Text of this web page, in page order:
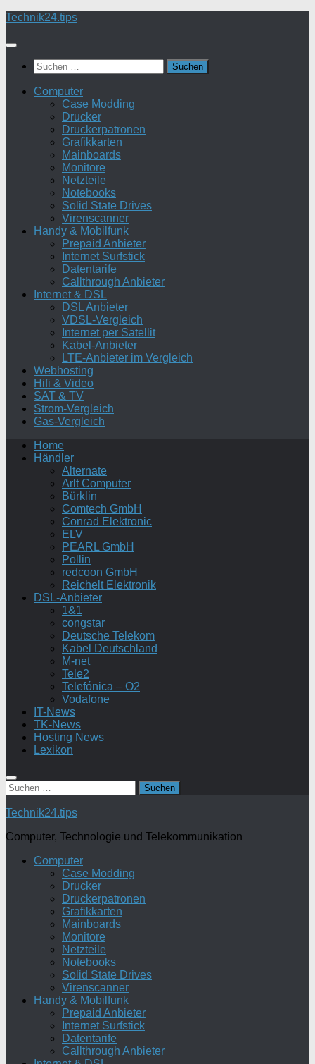
Zum
springen
Technik24.tips
Suchen
nach:
Computer
Case Modding
Drucker
Druckerpatronen
Grafikkarten
Mainboards
Monitore
Netzteile
Notebooks
Solid State Drives
Virenscanner
Handy & Mobilfunk
Prepaid Anbieter
Internet Surfstick
Datentarife
Callthrough Anbieter
Internet & DSL
DSL Anbieter
VDSL-Vergleich
Internet per Satellit
Kabel-Anbieter
LTE-Anbieter im Vergleich
Webhosting
Hifi & Video
SAT & TV
Strom-Vergleich
Gas-Vergleich
Home
Händler
Alternate
Arlt Computer
Bürklin
Comtech GmbH
Conrad Elektronic
ELV
PEARL GmbH
Pollin
redcoon GmbH
Reichelt Elektronik
DSL-Anbieter
1&1
congstar
Deutsche Telekom
Kabel Deutschland
M-net
Tele2
Telefónica – O2
Vodafone
IT-News
TK-News
Hosting News
Lexikon
Suchen
nach:
Technik24.tips
Computer, Technologie und Telekommunikation
Computer
Case Modding
Drucker
Druckerpatronen
Grafikkarten
Mainboards
Monitore
Netzteile
Notebooks
Solid State Drives
Virenscanner
Handy & Mobilfunk
Prepaid Anbieter
Internet Surfstick
Datentarife
Callthrough Anbieter